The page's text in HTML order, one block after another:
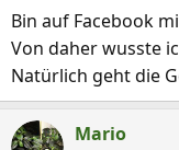
n
n
:
Bin auf Facebook
Von daher wusste
Natürlich geht die
Mario